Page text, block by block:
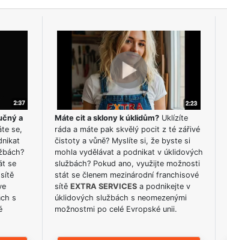
a
se,
se
s
Máte cit a sklony k úklidům?Uklízíte
ráda a máte pak skvělý pocit z té zářivé
čistoty a vůně? Myslíte si, že byste si
mohla vydělávat a podnikat v úklidových
službách? Pokud ano, využijte možnosti
stát se členem mezinárodní franchisové
sítě EXTRA SERVICESa podnikejte v
úklidových službách s neomezenými
možnostmi po celé Evropské unii.